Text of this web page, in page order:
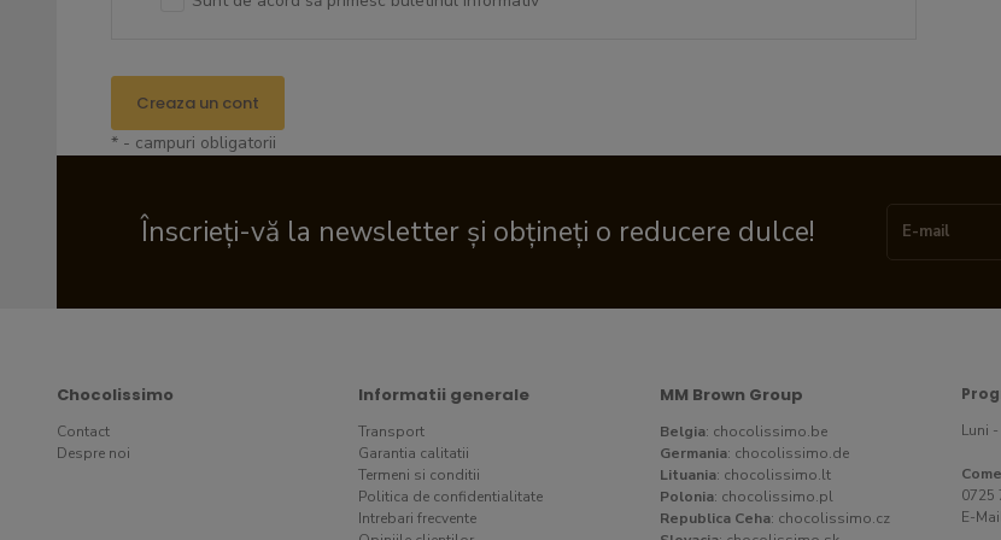
Creaza un cont
* - campuri obligatorii
Înscrieți-vă la newsletter și obțineți o reducere dulce!
Chocolissimo
Contact
Despre noi
Informatii generale
Transport
Garantia calitatii
Termeni si conditii
Politica de confidentialitate
Intrebari frecvente
MM Brown Group
Belgia: chocolissimo.be
Germania: chocolissimo.de
Lituania: chocolissimo.lt
Polonia: chocolissimo.pl
Republica Ceha: chocolissimo.cz
Luni
0725
E-